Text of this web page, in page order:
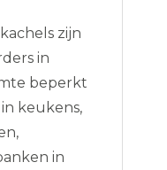
zijn
in
beperkt
keukens,
in